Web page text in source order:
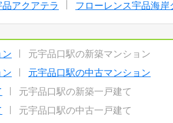
アクアテラ フローレンス宇品海
ン
元宇品口駅の新築マンション
ン
元宇品口駅の中古マンション
元宇品口駅の新築一戸建て
元宇品口駅の中古一戸建て